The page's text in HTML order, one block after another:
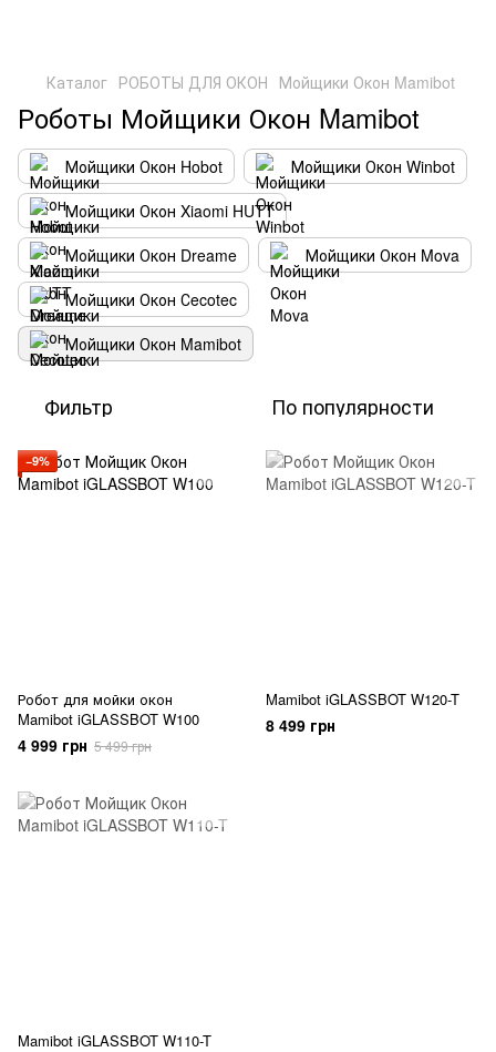
Каталог РОБОТЫ ДЛЯ ОКОН Мойщики Окон Mamibot
Роботы Мойщики Окон Mamibot
Мойщики Окон Hobot
Мойщики Окон Winbot
Мойщики Окон Xiaomi HUTT
Мойщики Окон Dreame
Мойщики Окон Mova
Мойщики Окон Сecotec
Мойщики Окон Mamibot
Фильтр По популярности
−9%
Робот для мойки окон
Mamibot iGLASSBOT W100
4 999 грн 5 499 грн
Mamibot iGLASSBOT W120-T
8 499 грн
Mamibot iGLASSBOT W110-T